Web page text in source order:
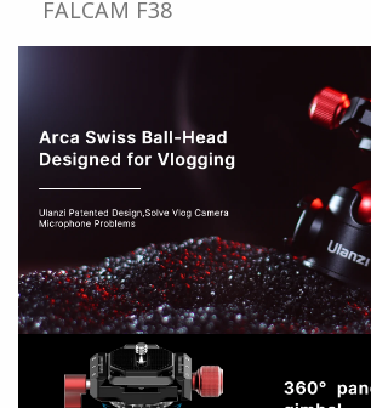
FALCAM F38